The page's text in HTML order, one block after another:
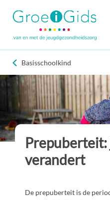
Basisschoolkind
Prepuberteit:
verandert
De prepuberteit is de